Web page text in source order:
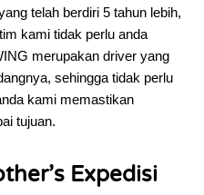
telah berdiri 5 tahun lebih,
kami tidak perlu anda
merupakan driver yang
sehingga tidak perlu
kami memastikan
tujuan.
Expedisi